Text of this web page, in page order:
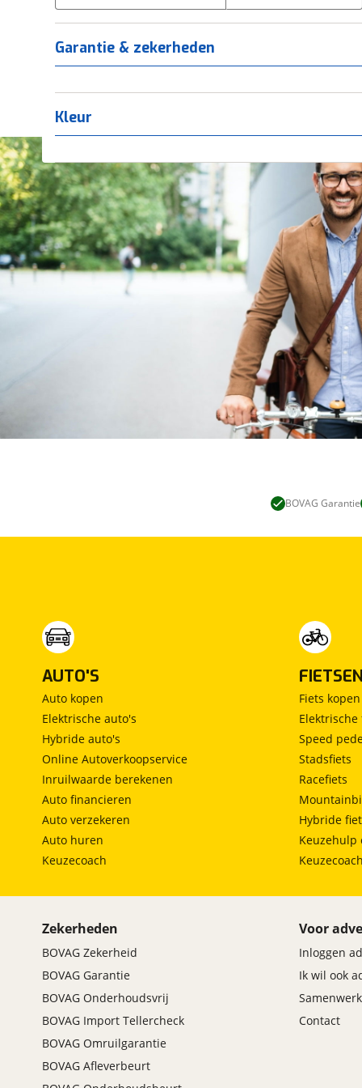
Tica
Garantie & zekerheden
Kleur
BOVAG Garantie
AUTO'S
Auto kopen
Elektrische auto's
Hybride auto's
Online Autoverkoopservice
Inruilwaarde berekenen
Auto financieren
Auto verzekeren
Auto huren
Keuzecoach
FIETSEN
Fiets kopen
Elektrische
Speed
Stadsfiets
Racefiets
Hybride
Keuzehulp
Keuzecoach
Zekerheden
BOVAG Zekerheid
BOVAG Garantie
BOVAG Onderhoudsvrij
BOVAG Import Tellercheck
BOVAG Omruilgarantie
BOVAG Afleverbeurt
Voor
Inloggen
Ik wil ook
Contact